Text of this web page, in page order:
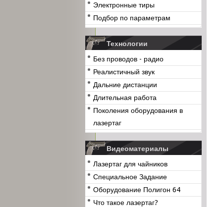
Электронные тиры
Подбор по параметрам
Технологии
Без проводов - радио
Реалистичный звук
Дальние дистанции
Длительная работа
Поколения оборудования в
лазертаг
Видеоматериалы
Лазертаг для чайников
Специальное Задание
Оборудование Полигон 64
Что такое лазертаг?